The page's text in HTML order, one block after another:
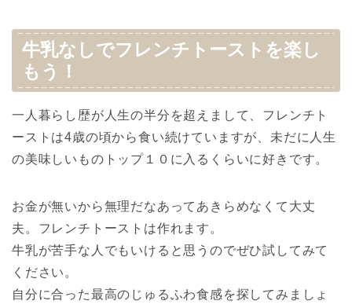
牛乳なしでフレンチトーストを楽し
もう！
一人暮らし歴が人生の半分を超えまして、フレンチト
ーストは4歳の頃から食い続けていますが、未だに人生
の美味しいものトップ１０に入るくらいに好きです。
お金が無いから無理だなあってあきらめなくて大丈
夫。フレンチトーストは作れます。
牛乳が苦手な人でもいけると思うのでぜひ試してみて
ください。
自分に合った最高のじゅるふわ食感を探してみましょ